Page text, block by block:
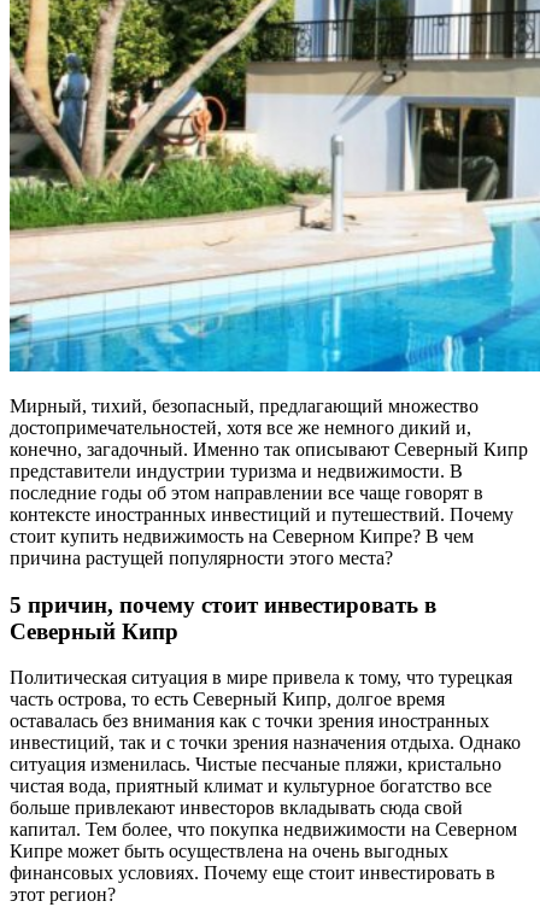
Мирный, тихий, безопасный, предлагающий множество
достопримечательностей, хотя все же немного дикий и,
конечно, загадочный. Именно так описывают Северный Кипр
представители индустрии туризма и недвижимости. В
последние годы об этом направлении все чаще говорят в
контексте иностранных инвестиций и путешествий. Почему
стоит купить недвижимость на Северном Кипре? В чем
причина растущей популярности этого места?
5 причин, почему стоит инвестировать в
Северный Кипр
Политическая ситуация в мире привела к тому, что турецкая
часть острова, то есть Северный Кипр, долгое время
оставалась без внимания как с точки зрения иностранных
инвестиций, так и с точки зрения назначения отдыха. Однако
ситуация изменилась. Чистые песчаные пляжи, кристально
чистая вода, приятный климат и культурное богатство все
больше привлекают инвесторов вкладывать сюда свой
капитал. Тем более, что покупка недвижимости на Северном
Кипре может быть осуществлена на очень выгодных
финансовых условиях. Почему еще стоит инвестировать в
этот регион?